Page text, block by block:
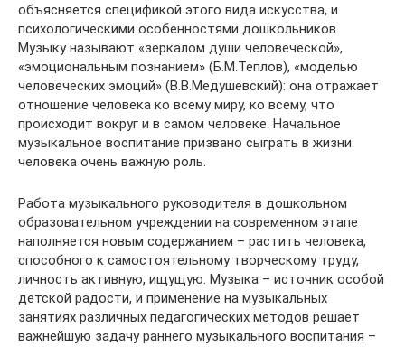
объясняется спецификой этого вида искусства, и
психологическими особенностями дошкольников.
Музыку называют «зеркалом души человеческой»,
«эмоциональным познанием» (Б.М.Теплов), «моделью
человеческих эмоций» (В.В.Медушевский): она отражает
отношение человека ко всему миру, ко всему, что
происходит вокруг и в самом человеке. Начальное
музыкальное воспитание призвано сыграть в жизни
человека очень важную роль.
Работа музыкального руководителя в дошкольном
образовательном учреждении на современном этапе
наполняется новым содержанием – растить человека,
способного к самостоятельному творческому труду,
личность активную, ищущую. Музыка – источник особой
детской радости, и применение на музыкальных
занятиях различных педагогических методов решает
важнейшую задачу раннего музыкального воспитания –